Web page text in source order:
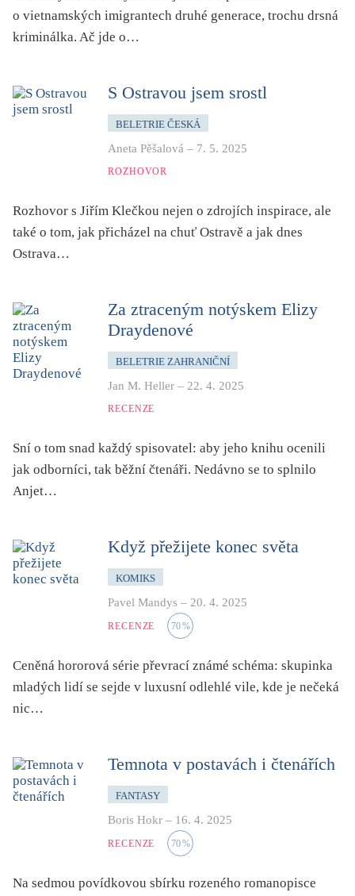
o vietnamských imigrantech druhé generace, trochu drsná
kriminálka. Ač jde o…
S Ostravou jsem srostl
BELETRIE ČESKÁ
Aneta Pěšalová – 7. 5. 2025
ROZHOVOR
Rozhovor s Jiřím Klečkou nejen o zdrojích inspirace, ale
také o tom, jak přicházel na chuť Ostravě a jak dnes
Ostrava…
Za ztraceným notýskem Elizy
Draydenové
BELETRIE ZAHRANIČNÍ
Jan M. Heller – 22. 4. 2025
RECENZE
Sní o tom snad každý spisovatel: aby jeho knihu ocenili
jak odborníci, tak běžní čtenáři. Nedávno se to splnilo
Anjet…
Když přežijete konec světa
KOMIKS
Pavel Mandys – 20. 4. 2025
RECENZE 70%
Ceněná hororová série převrací známé schéma: skupinka
mladých lidí se sejde v luxusní odlehlé vile, kde je nečeká
nic…
Temnota v postavách i čtenářích
FANTASY
Boris Hokr – 16. 4. 2025
RECENZE 70%
Na sedmou povídkovou sbírku rozeného romanopisce